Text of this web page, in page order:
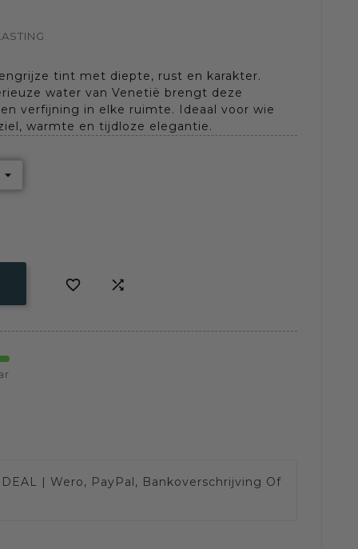
tint met diepte, rust en karakter.
water van Venetië brengt deze
verfijning in elke ruimte. Ideaal voor wie
warmte en tijdloze elegantie.
 
| Wero, PayPal, Bankoverschrijving Of